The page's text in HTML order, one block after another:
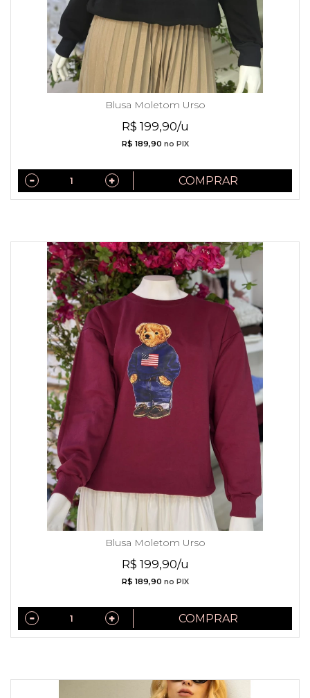
Blusa Moletom Urso
R$ 199,90/u
R$ 189,90 no PIX
COMPRAR
Blusa Moletom Urso
R$ 199,90/u
R$ 189,90 no PIX
COMPRAR